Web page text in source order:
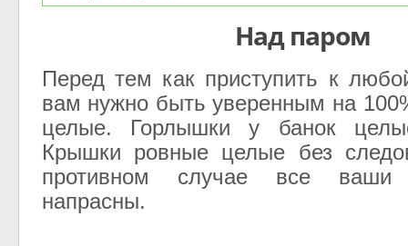
Над паром
Перед тем как приступить к
вам нужно быть уверенным на
целые. Горлышки у банок
Крышки ровные целые без
противном случае все ваши
напрасны.